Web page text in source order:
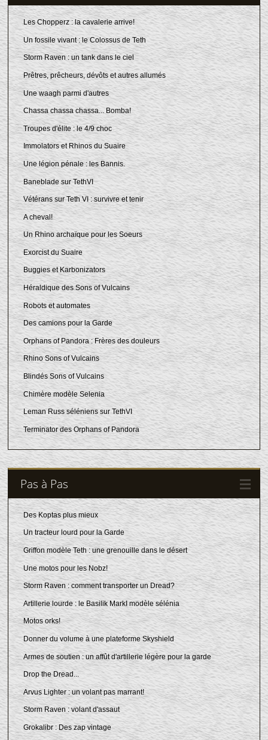
Les Chopperz : la cavalerie arrive!
Un fossile vivant : le Colossus de Teth
Storm Raven : un tank dans le ciel
Prêtres, prêcheurs, dévôts et autres allumés
Une waagh parmi d'autres
Chassa chassa chassa... Bomba!
Troupes d'élite : le 4/9 choc
Immolators et Rhinos du Suaire
Une légion pénale : les Bannis.
Baneblade sur TethVI
Vétérans sur Teth VI : survivre et tenir
A cheval!
Un Rhino archaïque pour les Soeurs
Exorcist du Suaire
Buggies et Karbonizators
Héraldique des Sons of Vulcains
Robots et automates
Des camions pour la Garde
Orphans of Pandora : Frères des douleurs
Rhino Sons of Vulcains
Blindés Sons of Vulcains
Chimère modèle Selenia
Leman Russ séléniens sur TethVI
Terminator des Orphans of Pandora
Pas à Pas
Des Koptas plus mieux
Un tracteur lourd pour la Garde
Griffon modèle Teth : une grenouille dans le désert
Une motos pour les Nobz!
Storm Raven : comment transporter un Dread?
Artillerie lourde : le Basilik MarkI modèle sélénia
Motos orks!
Donner du volume à une plateforme Skyshield
Armes de soutien : un affût d'artillerie légère pour la garde
Drop the Dread...
Arvus Lighter : un volant pas marrant!
Storm Raven : volant d'assaut
Grokalibr : Des zap vintage